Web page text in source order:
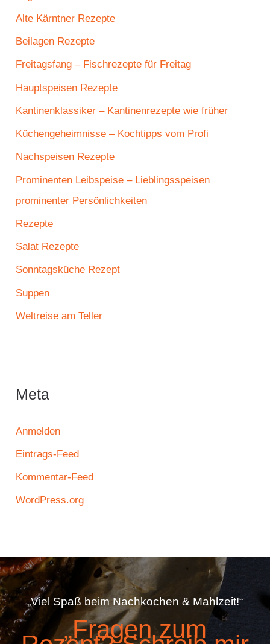
Alte Kärntner Rezepte
Beilagen Rezepte
Freitagsfang – Fischrezepte für Freitag
Hauptspeisen Rezepte
Kantinenklassiker – Kantinenrezepte wie früher
Küchengeheimnisse – Kochtipps vom Profi
Nachspeisen Rezepte
Prominenten Leibspeise – Lieblingsspeisen
prominenter Persönlichkeiten
Rezepte
Salat Rezepte
Sonntagsküche Rezept
Suppen
Weltreise am Teller
Meta
Anmelden
Eintrags-Feed
Kommentar-Feed
WordPress.org
„Viel Spaß beim Nachkochen & Mahlzeit!“
„Fragen zum